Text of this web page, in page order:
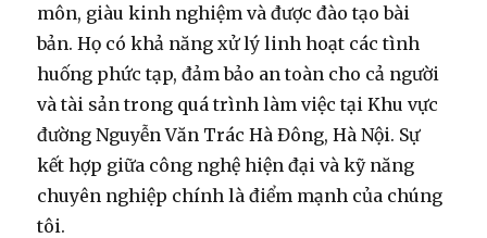
môn, giàu kinh nghiệm và được đào tạo bài
bản. Họ có khả năng xử lý linh hoạt các tình
huống phức tạp, đảm bảo an toàn cho cả người
và tài sản trong quá trình làm việc tại Khu vực
đường Nguyễn Văn Trác Hà Đông, Hà Nội. Sự
kết hợp giữa công nghệ hiện đại và kỹ năng
chuyên nghiệp chính là điểm mạnh của chúng
tôi.